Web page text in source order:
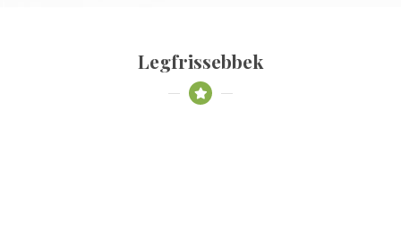
Legfrissebbek